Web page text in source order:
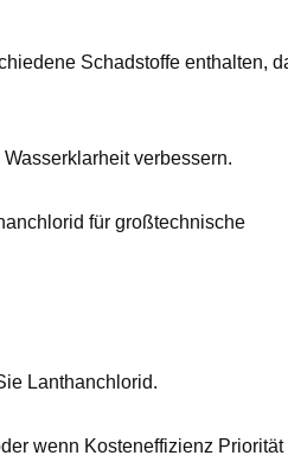
Schadstoffe enthalten,
verbessern.
für großtechnische
Lanthanchlorid.
wenn Kosteneffizienz Priorität